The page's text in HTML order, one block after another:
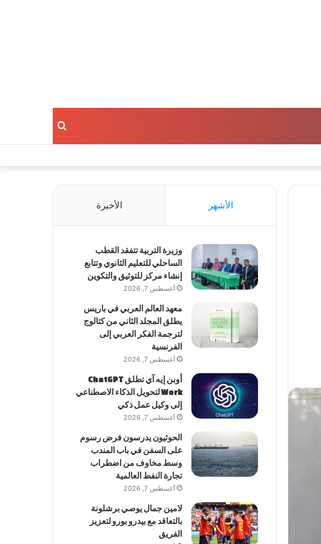
بحث
الأشهر الأخيرة
وزيرة التربية تتفقد القطب
الساحلي للتعليم الثانوي وتتابع
إنشاء مركز للتوثيق والتكوين
أغسطس 7, 2026
معهد العالم العربي في باريس
يطلق المجلد الثاني من كتالوج
لترجمة الفكر العربي إلى
الفرنسية
أغسطس 7, 2026
أوبن إيه آي تطلق ChatGPT
Work لتحويل الذكاء الاصطناعي
إلى وكيل عمل ذكي
أغسطس 7, 2026
الحوثيون يدرسون فرض رسوم
على السفن في باب المندب
وسط مخاوف من اضطراب
تجارة النفط العالمية
أغسطس 7, 2026
لامين جمال يوصي برشلونة
بالتعاقد مع بيدرو بورو لتعزيز
الفريق